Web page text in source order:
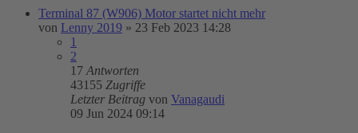
Terminal 87 (W906) Motor startet nicht mehr
von Lenny 2019 » 23 Feb 2023 14:28
1
2
17 Antworten
43155 Zugriffe
Letzter Beitrag von Vanagaudi
09 Jun 2024 09:14